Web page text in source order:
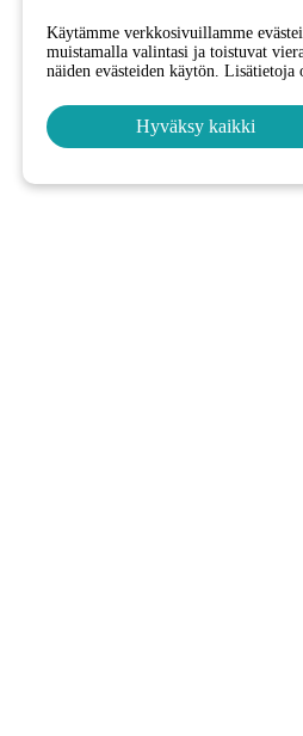
Käytämme verkkosivuillamme
muistamalla valintasi ja toistuvat
näiden evästeiden käytön. Lisätietoja
Hyväksy kaikki